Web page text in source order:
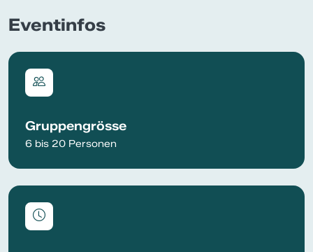
Eventinfos
Gruppengrösse
6 bis 20 Personen